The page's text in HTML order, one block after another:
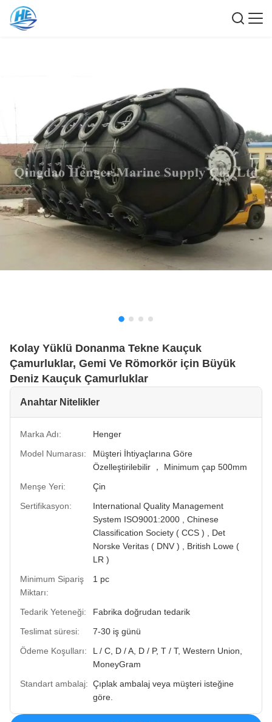
Kolay Yüklü Donanma Tekne Kauçuk
Çamurluklar, Gemi Ve Römorkör için Büyük
Deniz Kauçuk Çamurluklar
Anahtar Nitelikler
Marka Adı:
Henger
Model Numarası:
Müşteri İhtiyaçlarına Göre
Özelleştirilebilir ， Minimum çap 500mm
Menşe Yeri:
Çin
Sertifikasyon:
International Quality Management
System ISO9001:2000 , Chinese
Classification Society ( CCS ) , Det
Norske Veritas ( DNV ) , British Lowe (
LR )
Minimum Sipariş
Miktarı:
1 pc
Tedarik Yeteneği:
Fabrika doğrudan tedarik
Teslimat süresi:
7-30 iş günü
Ödeme Koşulları:
L / C, D / A, D / P, T / T, Western Union,
MoneyGram
Standart ambalaj: Çıplak ambalaj veya müşteri isteğine
göre.